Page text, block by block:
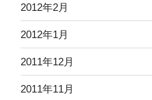
2012年2月
2012年1月
2011年12月
2011年11月